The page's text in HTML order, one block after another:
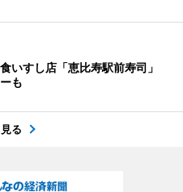
いすし店「恵比寿駅前寿司」
も
る